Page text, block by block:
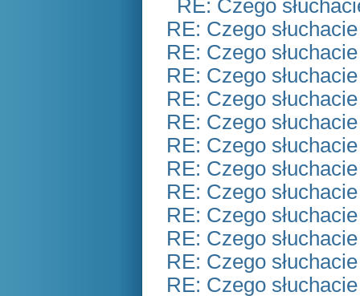
RE: Czego
RE: Czego
RE: Czego
RE: Czego
RE: Czego
RE: Czego
RE: Czego
RE: Czego
RE: Czego
RE: Czego
RE: Czego
RE: Czego
RE: Czego